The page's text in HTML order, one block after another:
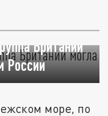
Британии
России
море, по